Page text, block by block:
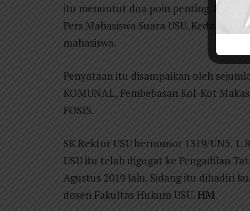
itu menuntut dua poin penting.
Pers Mahasiswa Suara USU. Kedua,
mahasiswa.
Penyataan itu disampaikan oleh
KOMUNAL, Pembebasan Kol-Kot
FOSIS.
SK Rektor USU bernomor 1319/UN5.
USU itu telah digugat ke Pengadilan
Agustus 2019 lalu. Sidang itu dihadiri
dosen Fakultas Hukum USU.HM